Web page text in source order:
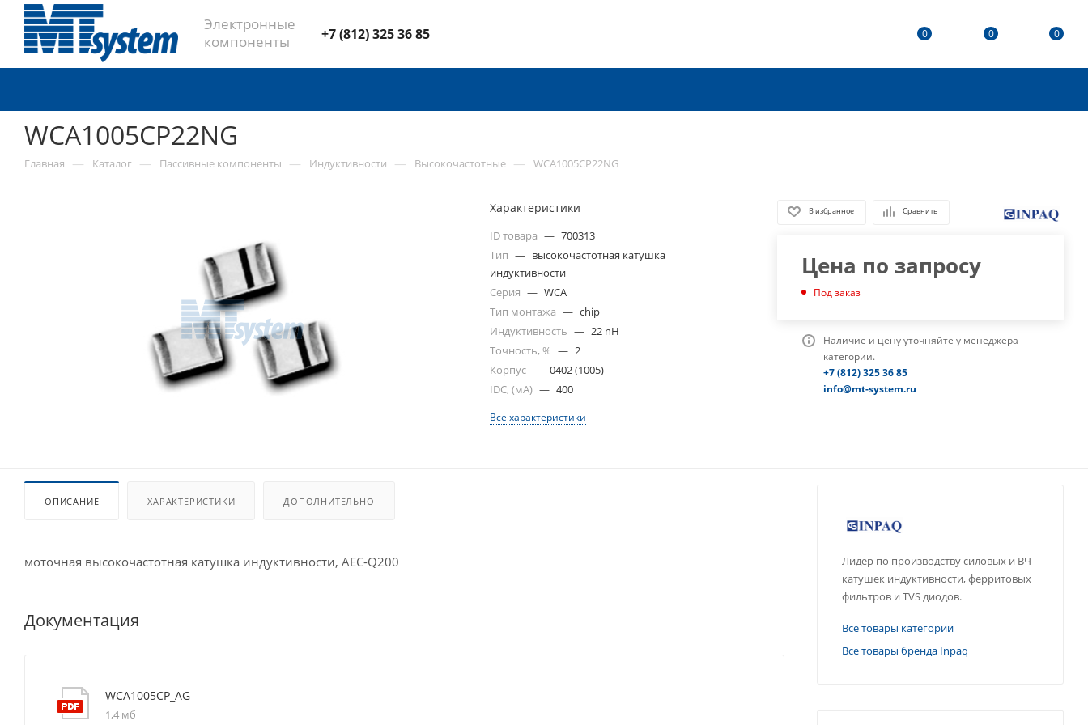
Электронные
компоненты
+7 (812) 325 36 85 0 0 0
WCA1005CP22NG
Главная — Каталог — Пассивные компоненты — Индуктивности — Высокочастотные — WCA1005CP22NG
Характеристики
ID товара — 700313
Тип — высокочастотная катушка
индуктивности
Серия — WCA
Тип монтажа — chip
Индуктивность — 22 nH
Точность, % — 2
Корпус — 0402 (1005)
IDC, (мА) — 400
Все характеристики
В избранное Сравнить
Цена по запросу
Под заказ
Наличие и цену уточняйте у менеджера
категории.
+7 (812) 325 36 85
info@mt-system.ru
ОПИСАНИЕ ХАРАКТЕРИСТИКИ ДОПОЛНИТЕЛЬНО
моточная высокочастотная катушка индуктивности, AEC-Q200
Документация
WCA1005CP_AG
1,4 мб
Лидер по производству силовых и ВЧ
катушек индуктивности, ферритовых
фильтров и TVS диодов.
Все товары категории
Все товары бренда Inpaq